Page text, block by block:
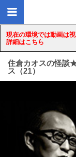
現在の環境では動画は視
詳細はこちら
住倉カオスの怪談
ス（21）